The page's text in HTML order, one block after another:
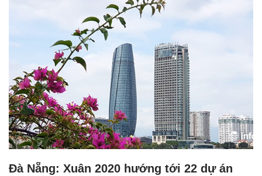
Đà Nẵng: Xuân 2020 hướng tới 22 dự án